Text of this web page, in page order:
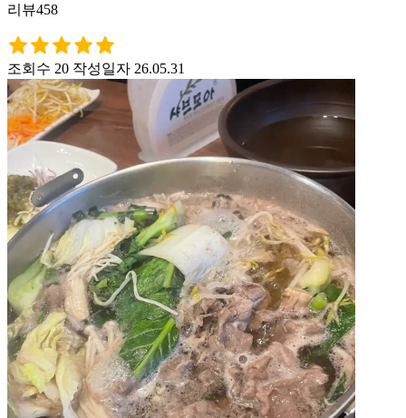
리뷰458
조회수 20 작성일자 26.05.31